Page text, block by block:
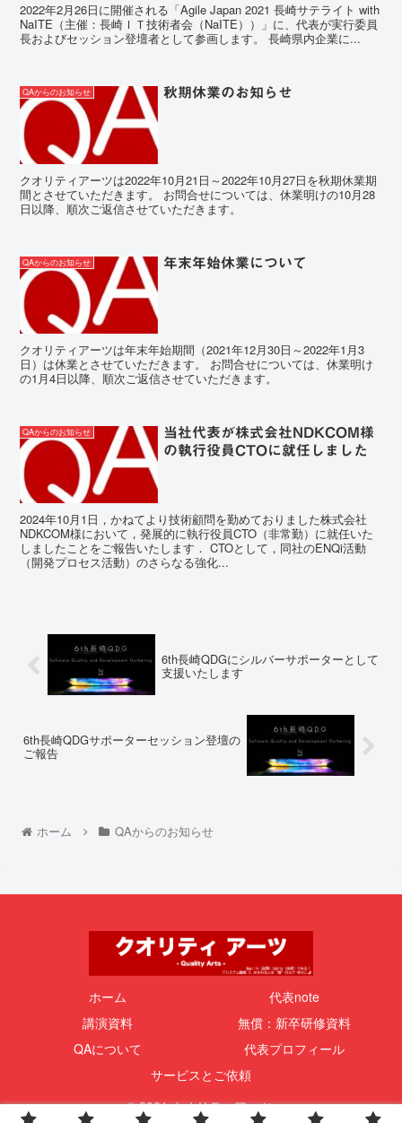
2022年2月26日に開催される「Agile Japan 2021 長崎サテライト with
NaITE（主催：長崎ＩＴ技術者会（NaITE））」に、代表が実行委員
長およびセッション登壇者として参画します。 長崎県内企業に...
QAからのお知らせ 秋期休業のお知らせ
クオリティアーツは2022年10月21日～2022年10月27日を秋期休業期
間とさせていただきます。 お問合せについては、休業明けの10月28
日以降、順次ご返信させていただきます。
QAからのお知らせ 年末年始休業について
クオリティアーツは年末年始期間（2021年12月30日～2022年1月3
日）は休業とさせていただきます。 お問合せについては、休業明け
の1月4日以降、順次ご返信させていただきます。
QAからのお知らせ
当社代表が株式会社NDKCOM様
の執行役員CTOに就任しました
2024年10月1日，かねてより技術顧問を勤めておりました株式会社
NDKCOM様において，発展的に執行役員CTO（非常勤）に就任いた
しましたことをご報告いたします． CTOとして，同社のENQi活動
（開発プロセス活動）のさらなる強化...
6th長崎QDGにシルバーサポーターとして
支援いたします
6th長崎QDGサポーターセッション登壇の
ご報告
ホーム QAからのお知らせ
ホーム
代表note
講演資料
無償：新卒研修資料
QAについて
代表プロフィール
サービスとご依頼
© 2021 クオリティアーツ.